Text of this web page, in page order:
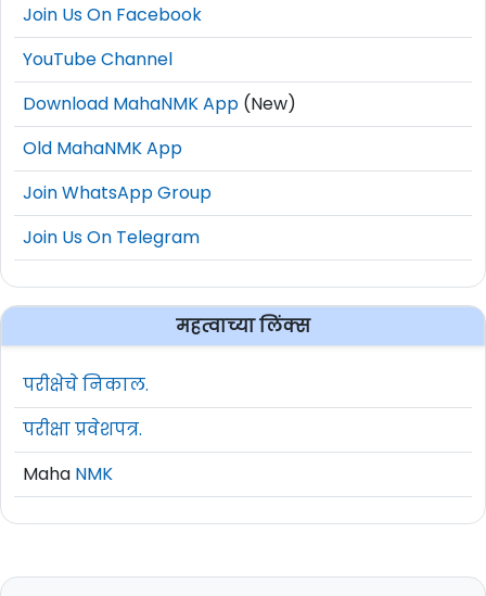
Join Us On Facebook
YouTube Channel
Download MahaNMK App (New)
Old MahaNMK App
Join WhatsApp Group
Join Us On Telegram
महत्वाच्या लिंक्स
परीक्षेचे निकाल.
परीक्षा प्रवेशपत्र.
Maha NMK